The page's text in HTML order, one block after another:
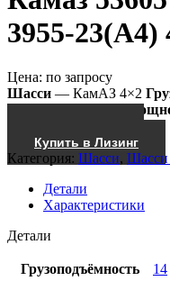
3955-23(А4)
Цена: по запросу
Шасси — КамАЗ 4×2
Купить в Лизинг
Категория: Шасси, Шасси
Детали
Характеристики
Детали
Грузоподъёмность 14